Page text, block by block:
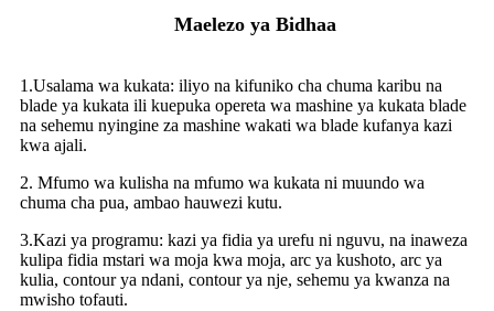
Maelezo ya Bidhaa
1.Usalama wa kukata: iliyo na kifuniko cha chuma karibu na
blade ya kukata ili kuepuka opereta wa mashine ya kukata blade
na sehemu nyingine za mashine wakati wa blade kufanya kazi
kwa ajali.
2. Mfumo wa kulisha na mfumo wa kukata ni muundo wa
chuma cha pua, ambao hauwezi kutu.
3.Kazi ya programu: kazi ya fidia ya urefu ni nguvu, na inaweza
kulipa fidia mstari wa moja kwa moja, arc ya kushoto, arc ya
kulia, contour ya ndani, contour ya nje, sehemu ya kwanza na
mwisho tofauti.